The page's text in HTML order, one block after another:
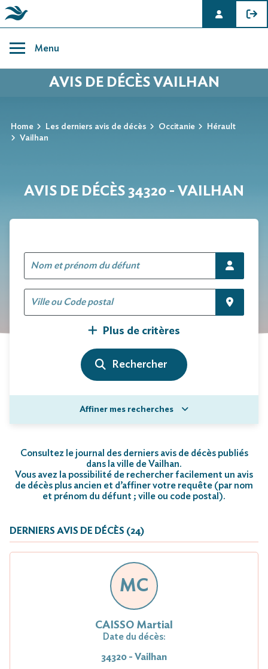
content
Menu
AVIS DE DÉCÈS VAILHAN
Home Les derniers avis de décès Occitanie
Hérault
Vailhan
AVIS DE DÉCÈS 34320 - VAILHAN
Plus de critères
Affiner mes recherches
Consultez le journal des derniers avis de décès publiés
dans la ville de Vailhan.
Vous avez la possibilité de rechercher facilement un avis
de décès plus ancien et d’affiner votre requête (par nom
et prénom du défunt ; ville ou code postal).
DERNIERS AVIS DE DÉCÈS (24)
MC
CAISSO Martial
Date du décès:
34320 - Vailhan